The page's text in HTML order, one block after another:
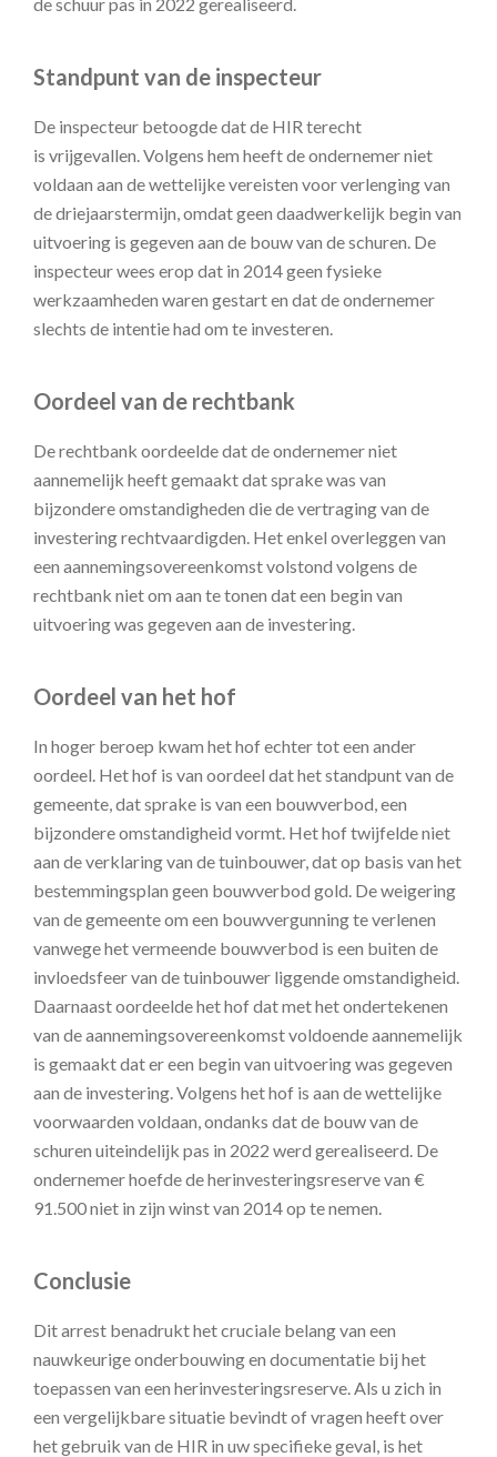
Standpunt van de inspecteur
De inspecteur betoogde dat de HIR terecht
is vrijgevallen. Volgens hem heeft de ondernemer niet
voldaan aan de wettelijke vereisten voor verlenging van
de driejaarstermijn, omdat geen daadwerkelijk begin van
uitvoering is gegeven aan de bouw van de schuren. De
inspecteur wees erop dat in 2014 geen fysieke
werkzaamheden waren gestart en dat de ondernemer
slechts de intentie had om te investeren.
Oordeel van de rechtbank
De rechtbank oordeelde dat de ondernemer niet
aannemelijk heeft gemaakt dat sprake was van
bijzondere omstandigheden die de vertraging van de
investering rechtvaardigden. Het enkel overleggen van
een aannemingsovereenkomst volstond volgens de
rechtbank niet om aan te tonen dat een begin van
uitvoering was gegeven aan de investering.
Oordeel van het hof
In hoger beroep kwam het hof echter tot een ander
oordeel. Het hof is van oordeel dat het standpunt van de
gemeente, dat sprake is van een bouwverbod, een
bijzondere omstandigheid vormt. Het hof twijfelde niet
aan de verklaring van de tuinbouwer, dat op basis van het
bestemmingsplan geen bouwverbod gold. De weigering
van de gemeente om een bouwvergunning te verlenen
vanwege het vermeende bouwverbod is een buiten de
invloedsfeer van de tuinbouwer liggende omstandigheid.
Daarnaast oordeelde het hof dat met het ondertekenen
van de aannemingsovereenkomst voldoende aannemelijk
is gemaakt dat er een begin van uitvoering was gegeven
aan de investering. Volgens het hof is aan de wettelijke
voorwaarden voldaan, ondanks dat de bouw van de
schuren uiteindelijk pas in 2022 werd gerealiseerd. De
ondernemer hoefde de herinvesteringsreserve van €
91.500 niet in zijn winst van 2014 op te nemen.
Conclusie
Dit arrest benadrukt het cruciale belang van een
nauwkeurige onderbouwing en documentatie bij het
toepassen van een herinvesteringsreserve. Als u zich in
een vergelijkbare situatie bevindt of vragen heeft over
het gebruik van de HIR in uw specifieke geval, is het